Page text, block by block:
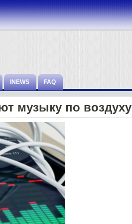
INEWS FAQ
музыку по воздуху